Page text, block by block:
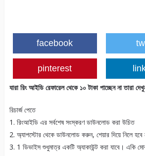
facebook
pinterest
যারা রিং আইডি রেফারেল থেকে ১০ টাকা পাচ্ছেন না তারা
রিচার্জ পেতে
1. রিংআইডি এর সর্বশেষ সংস্করণ ডাউনলোড করা উচিত
2. অ্যাপস্টোর থেকে ডাউনলোড করুন, শেয়ার দিয়ে নিলে হবে
3. 1 ডিভাইস শুধুমাত্র একটি অ্যাকাউন্ট করা যাবে। একি